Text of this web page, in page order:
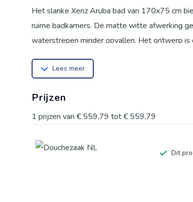
Het slanke Xenz Aruba bad van 170x75 cm
ruime badkamers. De matte witte afwerking
waterstrepen minder opvallen. Het ontwerp is
Lees meer
Prijzen
1 prijzen van € 559,79 tot€ 559,79
Dit